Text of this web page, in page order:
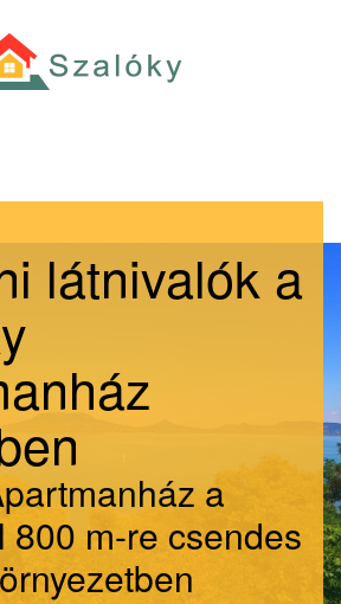
springen
látnivalók a
a
800 m-re csendes